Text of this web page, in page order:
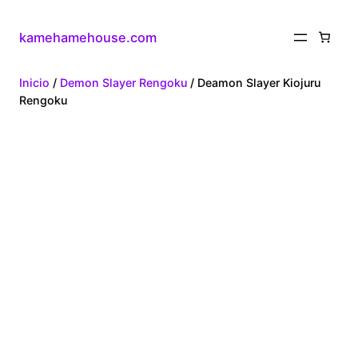
kamehamehouse.com
Inicio / Demon Slayer Rengoku / Deamon Slayer Kiojuru
Rengoku